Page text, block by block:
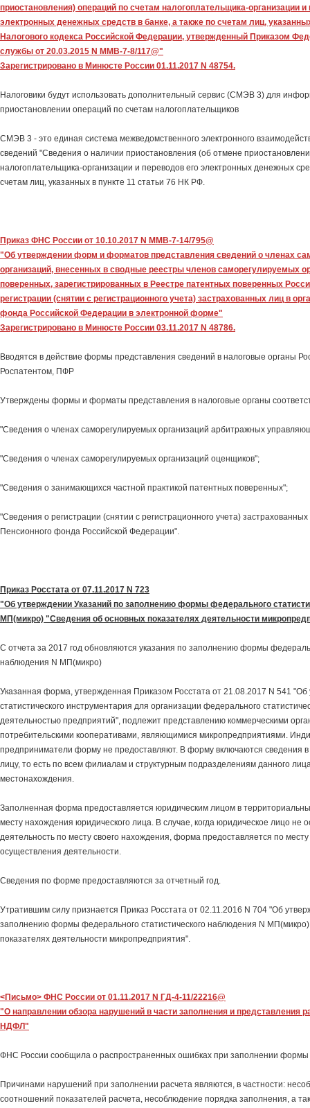
приостановления) операций по счетам налогоплательщика-организации и
электронных денежных средств в банке, а также по счетам лиц,
Налогового кодекса Российской Федерации, утвержденный Приказом
службы от 20.03.2015 N ММВ-7-8/117@"
Зарегистрировано в Минюсте России 01.11.2017 N 48754.
Налоговики будут использовать дополнительный сервис (СМЭВ 3) для
приостановлении операций по счетам налогоплательщиков
СМЭВ 3 - это единая система межведомственного электронного
сведений "Сведения о наличии приостановления (об отмене
налогоплательщика-организации и переводов его электронных денежных
счетам лиц, указанных в пункте 11 статьи 76 НК РФ.
Приказ ФНС России от 10.10.2017 N ММВ-7-14/795@
"Об утверждении форм и форматов представления сведений о членах
организаций, внесенных в сводные реестры членов саморегулируемых
поверенных, зарегистрированных в Реестре патентных поверенных
регистрации (снятии с регистрационного учета) застрахованных лиц в
фонда Российской Федерации в электронной форме"
Зарегистрировано в Минюсте России 03.11.2017 N 48786.
Вводятся в действие формы представления сведений в налоговые органы
Роспатентом, ПФР
Утверждены формы и форматы представления в налоговые органы
"Сведения о членах саморегулируемых организаций арбитражных
"Сведения о членах саморегулируемых организаций оценщиков";
"Сведения о занимающихся частной практикой патентных поверенных";
"Сведения о регистрации (снятии с регистрационного учета) застрахованных
Пенсионного фонда Российской Федерации".
Приказ Росстата от 07.11.2017 N 723
"Об утверждении Указаний по заполнению формы федерального
МП(микро) "Сведения об основных показателях деятельности
С отчета за 2017 год обновляются указания по заполнению формы
наблюдения N МП(микро)
Указанная форма, утвержденная Приказом Росстата от 21.08.2017 N 541 "Об
статистического инструментария для организации федерального
деятельностью предприятий", подлежит представлению коммерческими
потребительскими кооперативами, являющимися микропредприятиями.
предприниматели форму не предоставляют. В форму включаются сведения
лицу, то есть по всем филиалам и структурным подразделениям данного
местонахождения.
Заполненная форма предоставляется юридическим лицом в
месту нахождения юридического лица. В случае, когда юридическое лицо не
деятельность по месту своего нахождения, форма предоставляется по месту
осуществления деятельности.
Сведения по форме предоставляются за отчетный год.
Утратившим силу признается Приказ Росстата от 02.11.2016 N 704 "Об
заполнению формы федерального статистического наблюдения N
показателях деятельности микропредприятия".
<Письмо> ФНС России от 01.11.2017 N ГД-4-11/22216@
"О направлении обзора нарушений в части заполнения и представления
НДФЛ"
ФНС России сообщила о распространенных ошибках при заполнении
Причинами нарушений при заполнении расчета являются, в частности:
соотношений показателей расчета, несоблюдение порядка заполнения, а